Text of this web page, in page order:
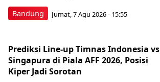
Bandung Jumat, 7 Agu 2026 - 15:55
Prediksi Line-up Timnas Indonesia vs
Singapura di Piala AFF 2026, Posisi
Kiper Jadi Sorotan